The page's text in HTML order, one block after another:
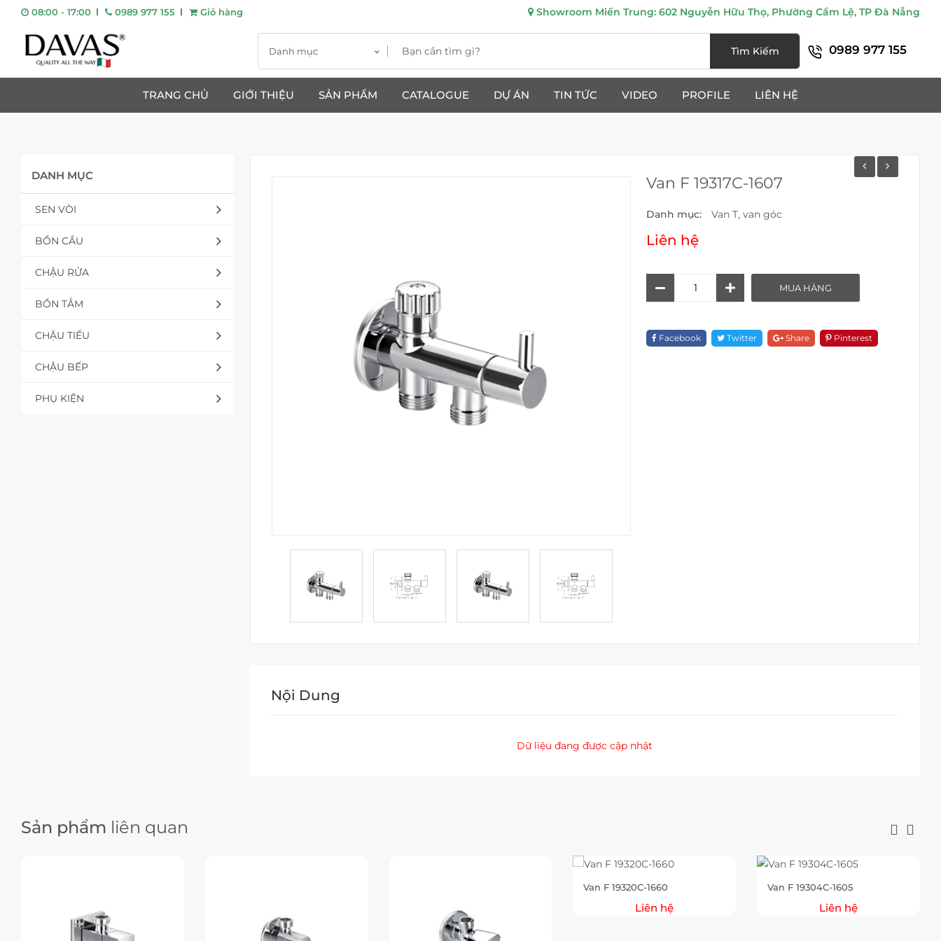
08:00 - 17:00 0989 977 155 Giỏ hàng Showroom Miền Trung: 602 Nguyễn Hữu Thọ, Phường Cẩm Lệ, TP Đà Nẵng
Danh mục Tìm Kiếm 0989 977 155
TRANG CHỦ GIỚI THIỆU SẢN PHẨM CATALOGUE DỰ ÁN TIN TỨC VIDEO PROFILE LIÊN HỆ
DANH MỤC
SEN VÒI
BỒN CẦU
CHẬU RỬA
BỒN TẮM
CHẬU TIỂU
CHẬU BẾP
PHỤ KIỆN
Van F 19317C-1607
Danh mục: Van T, van góc
Liên hệ
1607
Quantity
MUA HÀNG
Facebook Twitter Share Pinterest
Nội Dung
Dữ liệu đang được cập nhật
Sản phẩm liên quan
Van F 19320C-1660
Liên hệ
Van F 19304C-1605
Liên hệ